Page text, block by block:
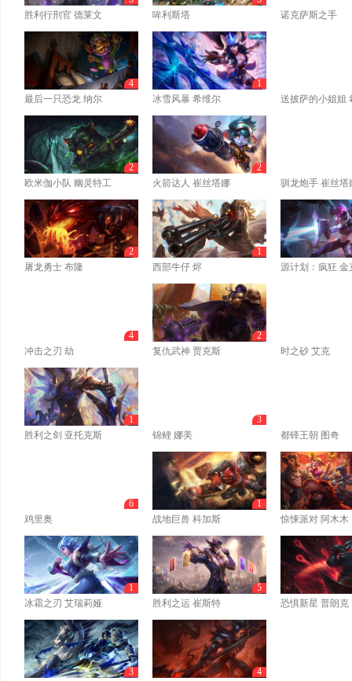
胜利行刑官 德莱文
哞利斯塔
诺克萨斯之手
最后一只恐龙 纳尔
4
冰雪风暴 希维尔
1
送披萨的小姐姐
欧米伽小队 幽灵特工
2
火箭达人 崔丝塔娜
2
驯龙炮手 崔丝塔
屠龙勇士 布隆
2
西部牛仔 烬
1
源计划：疯狂 金
冲击之刃 劫
4
复仇武神 贾克斯
2
时之砂 艾克
胜利之剑 亚托克斯
1
锦鲤 娜美
3
都铎王朝 图奇
鸡里奥
6
战地巨兽 科加斯
1
惊悚派对 阿木木
冰霜之刃 艾瑞莉娅
1
胜利之运 崔斯特
5
恐惧新星 普朗克
3
4